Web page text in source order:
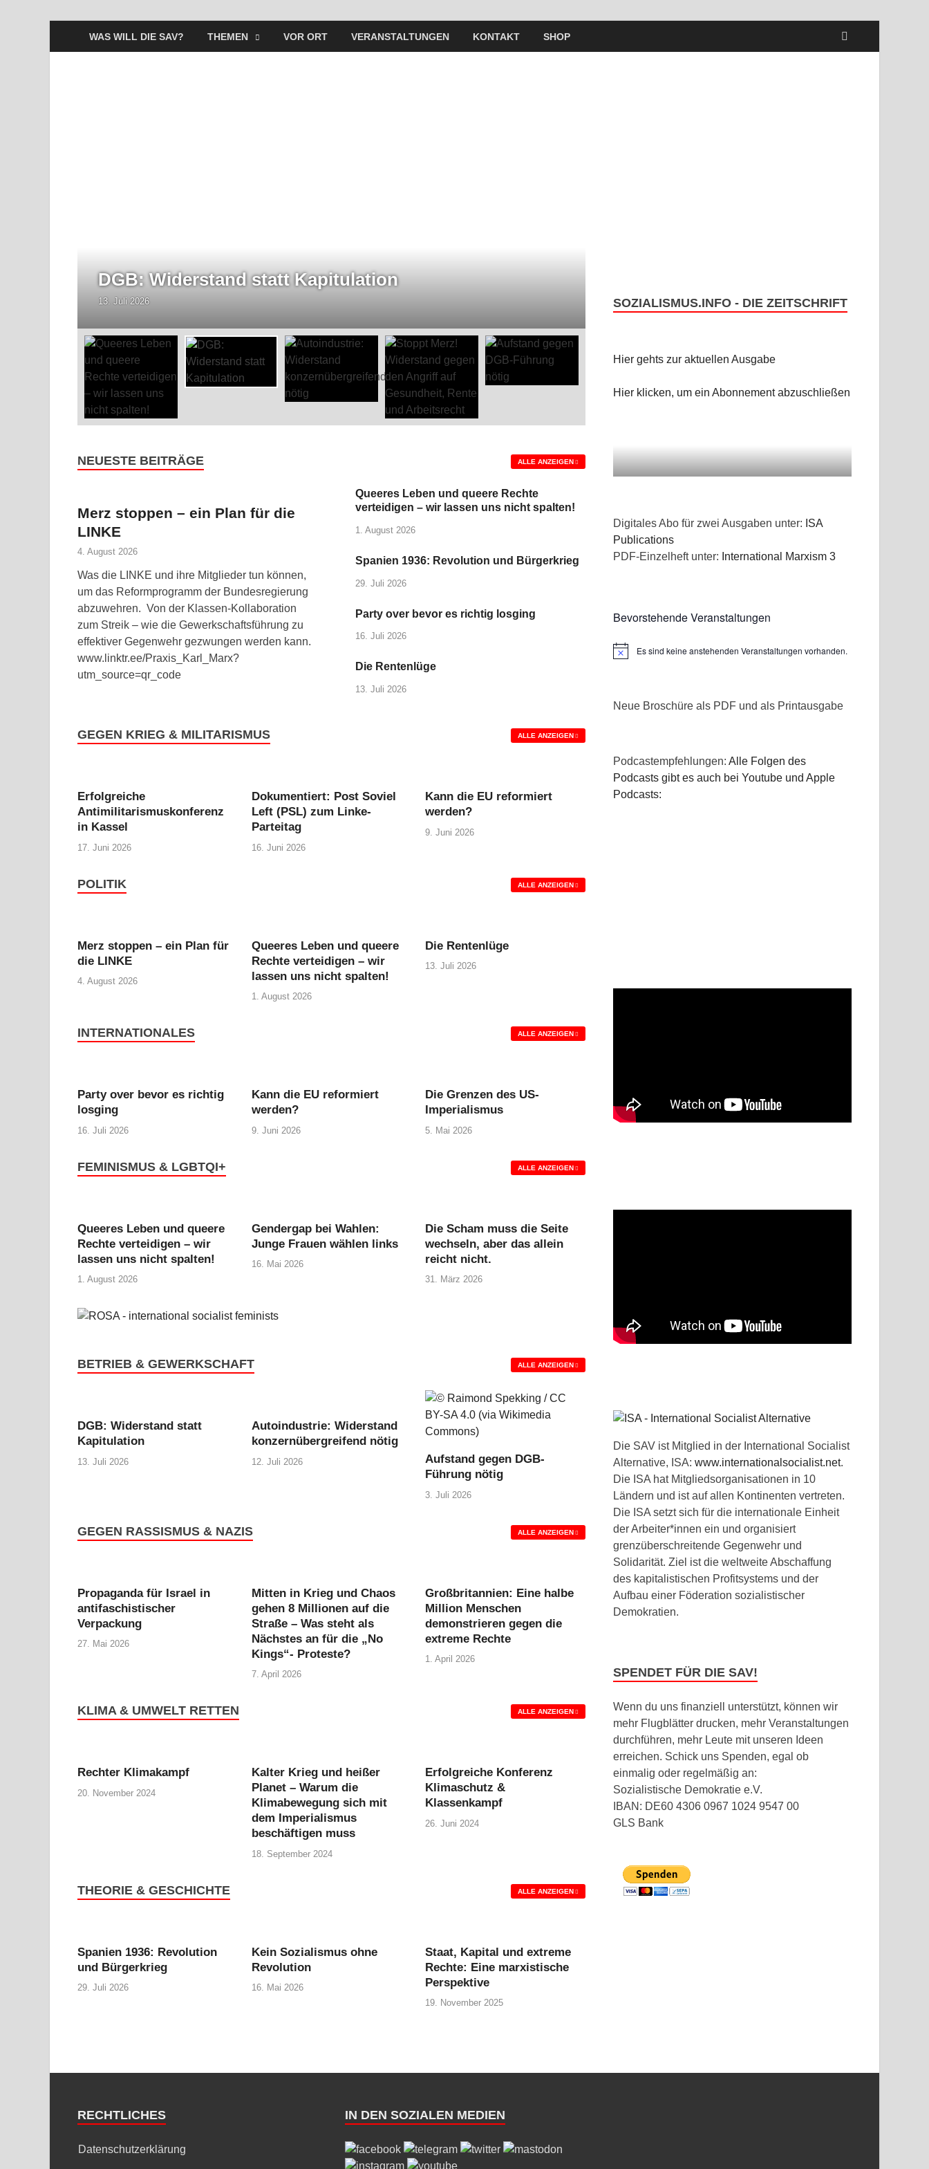
WAS WILL DIE SAV? THEMEN VOR ORT VERANSTALTUNGEN KONTAKT SHOP
DGB: Widerstand statt Kapitulation
13. Juli 2026 12. Juli 2026
NEUESTE BEITRÄGE ALLE ANZEIGEN
Merz stoppen – ein Plan für die
LINKE
4. August 2026
Was die LINKE und ihre Mitglieder tun können,
um das Reformprogramm der Bundesregierung
abzuwehren. Von der Klassen-Kollaboration
zum Streik – wie die Gewerkschaftsführung zu
effektiver Gegenwehr gezwungen werden kann.
www.linktr.ee/Praxis_Karl_Marx?
utm_source=qr_code
Queeres Leben und queere Rechte
verteidigen – wir lassen uns nicht spalten!
1. August 2026
Spanien 1936: Revolution und Bürgerkrieg
29. Juli 2026
Party over bevor es richtig losging
16. Juli 2026
Die Rentenlüge
13. Juli 2026
GEGEN KRIEG & MILITARISMUS ALLE ANZEIGEN
Erfolgreiche
Antimilitarismuskonferenz
in Kassel
17. Juni 2026
Dokumentiert: Post Soviel
Left (PSL) zum Linke-
Parteitag
16. Juni 2026
Kann die EU reformiert
werden?
9. Juni 2026
POLITIK ALLE ANZEIGEN
Merz stoppen – ein Plan für
die LINKE
4. August 2026
Queeres Leben und queere
Rechte verteidigen – wir
lassen uns nicht spalten!
1. August 2026
Die Rentenlüge
13. Juli 2026
INTERNATIONALES ALLE ANZEIGEN
Party over bevor es richtig
losging
16. Juli 2026
Kann die EU reformiert
werden?
9. Juni 2026
Die Grenzen des US-
Imperialismus
5. Mai 2026
FEMINISMUS & LGBTQI+ ALLE ANZEIGEN
Queeres Leben und queere
Rechte verteidigen – wir
lassen uns nicht spalten!
1. August 2026
Gendergap bei Wahlen:
Junge Frauen wählen links
16. Mai 2026
Die Scham muss die Seite
wechseln, aber das allein
reicht nicht.
31. März 2026
BETRIEB & GEWERKSCHAFT ALLE ANZEIGEN
DGB: Widerstand statt
Kapitulation
13. Juli 2026
Autoindustrie: Widerstand
konzernübergreifend nötig
12. Juli 2026
Aufstand gegen DGB-
Führung nötig
3. Juli 2026
GEGEN RASSISMUS & NAZIS ALLE ANZEIGEN
Propaganda für Israel in
antifaschistischer
Verpackung
27. Mai 2026
Mitten in Krieg und Chaos
gehen 8 Millionen auf die
Straße – Was steht als
Nächstes an für die „No
Kings“- Proteste?
7. April 2026
Großbritannien: Eine halbe
Million Menschen
demonstrieren gegen die
extreme Rechte
1. April 2026
KLIMA & UMWELT RETTEN ALLE ANZEIGEN
Rechter Klimakampf
20. November 2024
Kalter Krieg und heißer
Planet – Warum die
Klimabewegung sich mit
dem Imperialismus
beschäftigen muss
18. September 2024
Erfolgreiche Konferenz
Klimaschutz &
Klassenkampf
26. Juni 2024
THEORIE & GESCHICHTE ALLE ANZEIGEN
Spanien 1936: Revolution
und Bürgerkrieg
29. Juli 2026
Kein Sozialismus ohne
Revolution
16. Mai 2026
Staat, Kapital und extreme
Rechte: Eine marxistische
Perspektive
19. November 2025
SOZIALISMUS.INFO - DIE ZEITSCHRIFT
Hier gehts zur aktuellen Ausgabe
Hier klicken, um ein Abonnement abzuschließen
Digitales Abo für zwei Ausgaben unter: ISA
Publications
PDF-Einzelheft unter: International Marxism 3
Bevorstehende Veranstaltungen
HinweisEs sind keine anstehenden Veranstaltungen vorhanden.
Neue Broschüre als PDF und als Printausgabe
Podcastempfehlungen:Alle Folgen des
Podcasts gibt es auch bei Youtube und Apple
Podcasts:
Die SAV ist Mitglied in der International Socialist
Alternative, ISA:www.internationalsocialist.net.
Die ISA hat Mitgliedsorganisationen in 10
Ländern und ist auf allen Kontinenten vertreten.
Die ISA setzt sich für die internationale Einheit
der Arbeiter*innen ein und organisiert
grenzüberschreitende Gegenwehr und
Solidarität. Ziel ist die weltweite Abschaffung
des kapitalistischen Profitsystems und der
Aufbau einer Föderation sozialistischer
Demokratien.
SPENDET FÜR DIE SAV!
Wenn du uns finanziell unterstützt, können wir
mehr Flugblätter drucken, mehr Veranstaltungen
durchführen, mehr Leute mit unseren Ideen
erreichen. Schick uns Spenden, egal ob
einmalig oder regelmäßig an:
Sozialistische Demokratie e.V.
IBAN: DE60 4306 0967 1024 9547 00
GLS Bank
RECHTLICHES
Datenschutzerklärung
IN DEN SOZIALEN MEDIEN